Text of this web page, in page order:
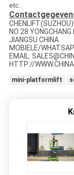
etc.
NO 28
JIANGSU CHINA
MOBIELE/
EMAIL:
HTTP://
mini-platformlift